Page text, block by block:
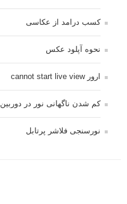
کسب درامد از عکاسی
نحوه آپلود عکس
ارور cannot start live view
کم شدن ناگهانی نور در دوربین
نورسنجی فلاشر پرتابل